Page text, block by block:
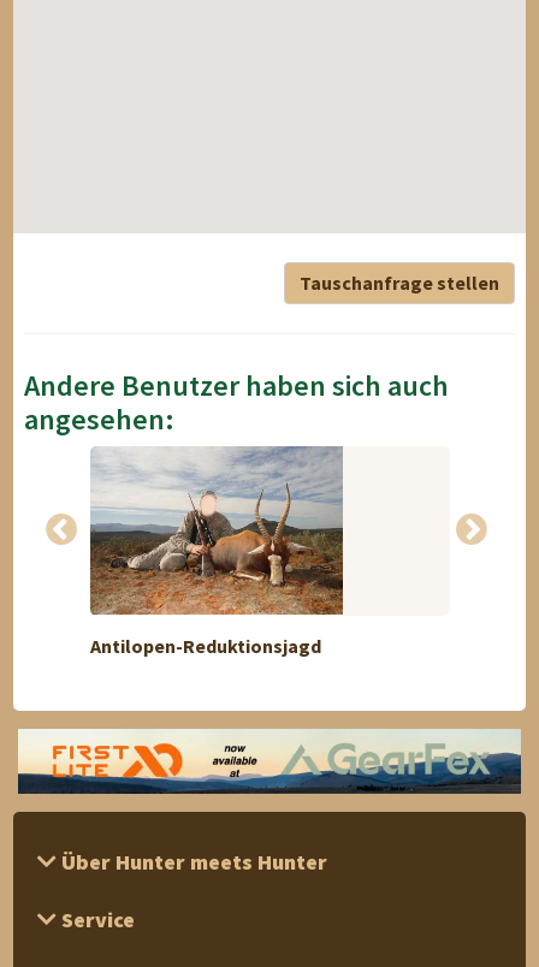
Tauschanfrage stellen
Andere Benutzer haben sich auch
angesehen:
Antilopen-Reduktionsjagd
Über Hunter meets Hunter
Service